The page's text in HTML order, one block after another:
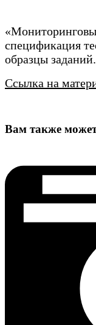
спецификация
образцы заданий.
Ссылка на
Вам также